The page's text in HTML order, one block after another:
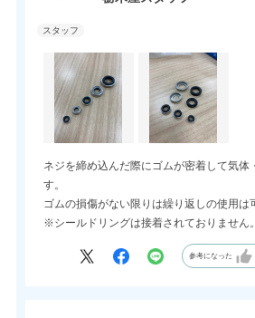
ネジを締め込んだ際にゴムが密着して気体
す。
ゴムの損傷がない限りは繰り返しの使用は
※シールドリングは接着されておりません。
参考になった